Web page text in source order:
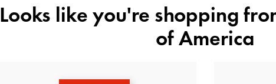
4. 內容使用條款
禁止以商業或其他任何目的，再製、修改、改寫、翻譯、出
Looks like you're shopping
of America